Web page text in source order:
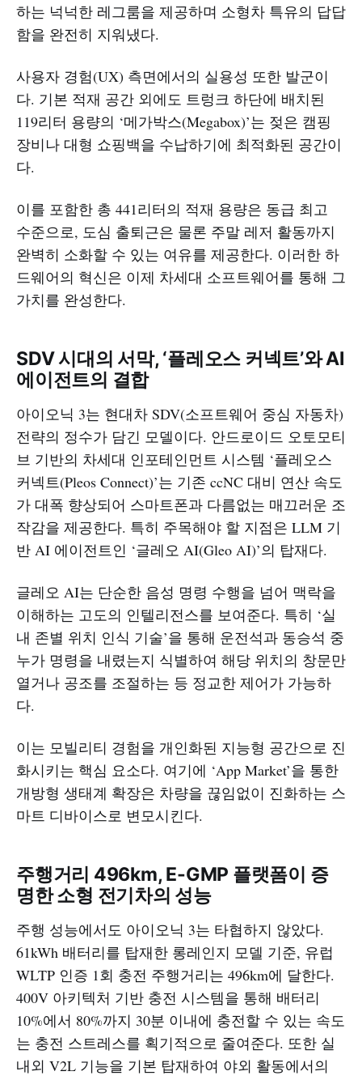
하는 넉넉한 레그룸을 제공하며 소형차 특유의 답답
함을 완전히 지워냈다.
사용자 경험(UX) 측면에서의 실용성 또한 발군이
다. 기본 적재 공간 외에도 트렁크 하단에 배치된
119리터 용량의 ‘메가박스(Megabox)’는 젖은 캠핑
장비나 대형 쇼핑백을 수납하기에 최적화된 공간이
다.
이를 포함한 총 441리터의 적재 용량은 동급 최고
수준으로, 도심 출퇴근은 물론 주말 레저 활동까지
완벽히 소화할 수 있는 여유를 제공한다. 이러한 하
드웨어의 혁신은 이제 차세대 소프트웨어를 통해 그
가치를 완성한다.
SDV 시대의 서막, ‘플레오스 커넥트’와 AI
에이전트의 결합
아이오닉 3는 현대차 SDV(소프트웨어 중심 자동차)
전략의 정수가 담긴 모델이다. 안드로이드 오토모티
브 기반의 차세대 인포테인먼트 시스템 ‘플레오스
커넥트(Pleos Connect)’는 기존 ccNC 대비 연산 속도
가 대폭 향상되어 스마트폰과 다름없는 매끄러운 조
작감을 제공한다. 특히 주목해야 할 지점은 LLM 기
반 AI 에이전트인 ‘글레오 AI(Gleo AI)’의 탑재다.
글레오 AI는 단순한 음성 명령 수행을 넘어 맥락을
이해하는 고도의 인텔리전스를 보여준다. 특히 ‘실
내 존별 위치 인식 기술’을 통해 운전석과 동승석 중
누가 명령을 내렸는지 식별하여 해당 위치의 창문만
열거나 공조를 조절하는 등 정교한 제어가 가능하
다.
이는 모빌리티 경험을 개인화된 지능형 공간으로 진
화시키는 핵심 요소다. 여기에 ‘App Market’을 통한
개방형 생태계 확장은 차량을 끊임없이 진화하는 스
마트 디바이스로 변모시킨다.
주행거리 496km, E-GMP 플랫폼이 증
명한 소형 전기차의 성능
주행 성능에서도 아이오닉 3는 타협하지 않았다.
61kWh 배터리를 탑재한 롱레인지 모델 기준, 유럽
WLTP 인증 1회 충전 주행거리는 496km에 달한다.
400V 아키텍처 기반 충전 시스템을 통해 배터리
10%에서 80%까지 30분 이내에 충전할 수 있는 속도
는 충전 스트레스를 획기적으로 줄여준다. 또한 실
내외 V2L 기능을 기본 탑재하여 야외 활동에서의